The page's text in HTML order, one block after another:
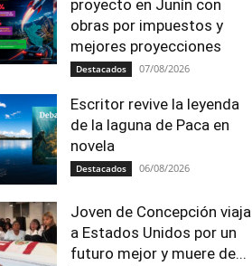
proyecto en Junín con
obras por impuestos y
mejores proyecciones
Destacados 07/08/2026
Escritor revive la leyenda
de la laguna de Paca en
novela
Destacados 06/08/2026
Joven de Concepción viaja
a Estados Unidos por un
futuro mejor y muere de...